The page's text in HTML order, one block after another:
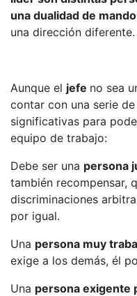
una dualidad de
una dirección diferente.
Aunque el jefe no sea
contar con una serie de
significativas para
equipo de trabajo:
Debe ser una persona
también recompensar,
discriminaciones
por igual.
Una persona muy
exige a los demás, él
Una persona exigente